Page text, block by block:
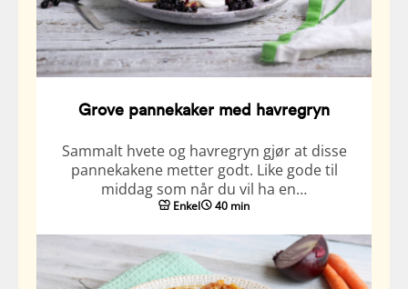
Grove pannekaker med havregryn
Sammalt hvete og havregryn gjør at disse
pannekakene metter godt. Like gode til
middag som når du vil ha en…
Enkel 40 min